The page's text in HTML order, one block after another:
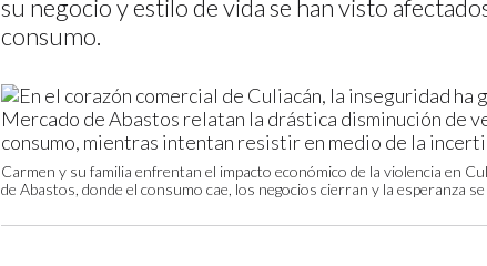
su negocio y estilo de vida se han visto
consumo.
Carmen y su familia enfrentan el impacto económico de la violencia en
de Abastos, donde el consumo cae, los negocios cierran y la esperanza